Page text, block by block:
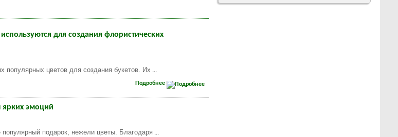
для создания флористических
популярных цветов для создания букетов. Их
Подробнее
ярких эмоций
подарок, нежели цветы. Благодаря